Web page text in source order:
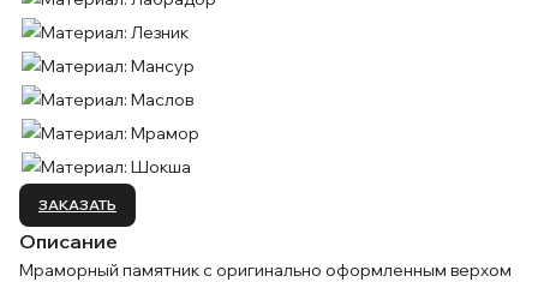
ЗАКАЗАТЬ
Описание
Мраморный памятник с оригинально оформленным верхом